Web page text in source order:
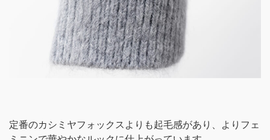
定番のカシミヤフォックスよりも起毛感があり、よりフェ